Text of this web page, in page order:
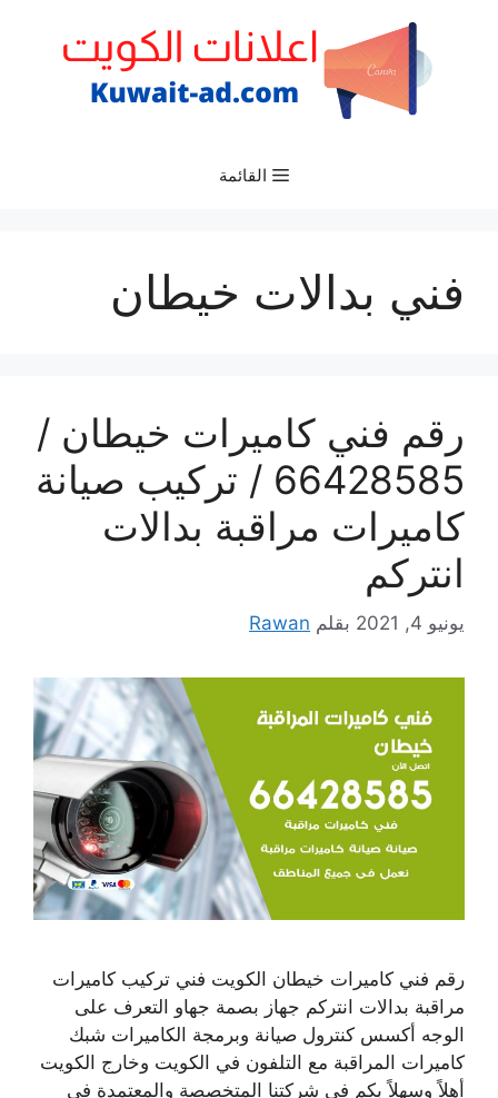
القائمة
فني بدالات خيطان
رقم فني كاميرات خيطان /
66428585 / تركيب صيانة
كاميرات مراقبة بدالات
انتركم
يونيو 4, 2021 بقلم Rawan
رقم فني كاميرات خيطان الكويت فني تركيب كاميرات
مراقبة بدالات انتركم جهاز بصمة جهاو التعرف على
الوجه أكسس كنترول صيانة وبرمجة الكاميرات شبك
كاميرات المراقبة مع التلفون في الكويت وخارج الكويت
أهلاً وسهلاً بكم في شركتنا المتخصصة والمعتمدة في